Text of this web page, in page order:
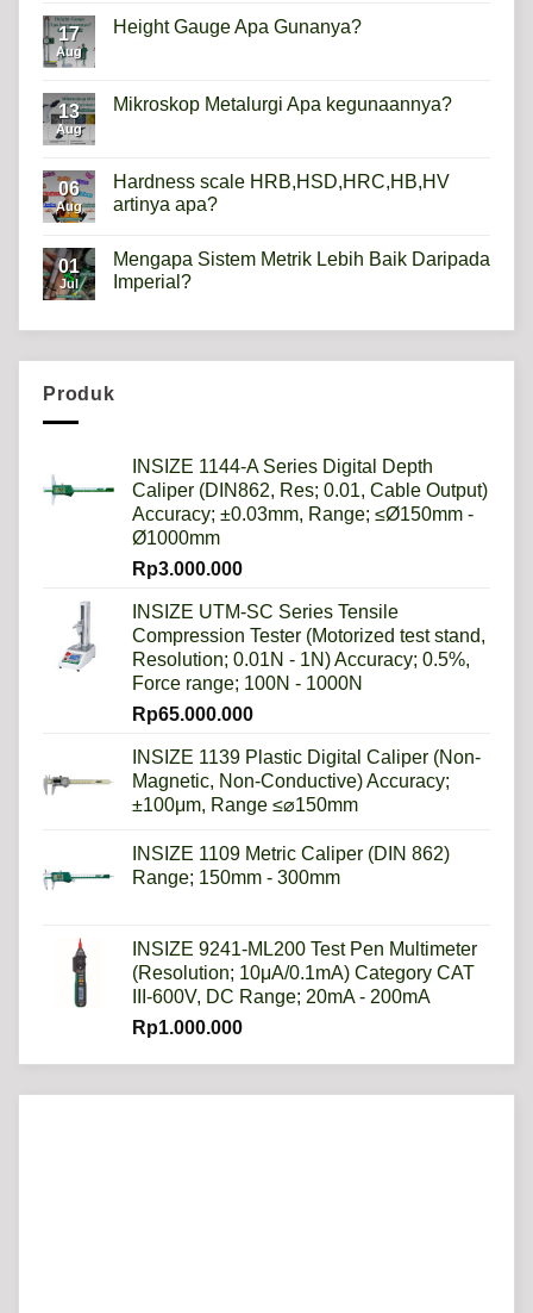
Apa
itu
17
Aug
Height Gauge Apa Gunanya?
Height
Gauge
13
Aug
Mikroskop Metalurgi Apa kegunaannya?
Mikroskop
Metalurgi
Apa
06
Aug
Hardness scale HRB,HSD,HRC,HB,HV
artinya apa?
on
Hardness
scale
01
Jul
Mengapa Sistem Metrik Lebih Baik Daripada
Imperial?
Lebih
Produk
INSIZE 1144-A Series Digital Depth
Caliper (DIN862, Res; 0.01, Cable Output)
Accuracy; ±0.03mm, Range; ≤Ø150mm -
Ø1000mm
Rp3.000.000
INSIZE UTM-SC Series Tensile
Compression Tester (Motorized test stand,
Resolution; 0.01N - 1N) Accuracy; 0.5%,
Force range; 100N - 1000N
Rp65.000.000
INSIZE 1139 Plastic Digital Caliper (Non-
Magnetic, Non-Conductive) Accuracy;
±100μm, Range ≤⌀150mm
INSIZE 1109 Metric Caliper (DIN 862)
Range; 150mm - 300mm
INSIZE 9241-ML200 Test Pen Multimeter
(Resolution; 10μA/0.1mA) Category CAT
III-600V, DC Range; 20mA - 200mA
Rp1.000.000